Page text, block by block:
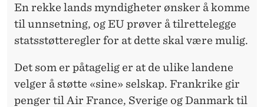
En rekke lands myndigheter ønsker å komme
til unnsetning, og EU prøver å tilrettelegge
statsstøtteregler for at dette skal være mulig.
Det som er påtagelig er at de ulike landene
velger å støtte «sine» selskap. Frankrike gir
penger til Air France, Sverige og Danmark til